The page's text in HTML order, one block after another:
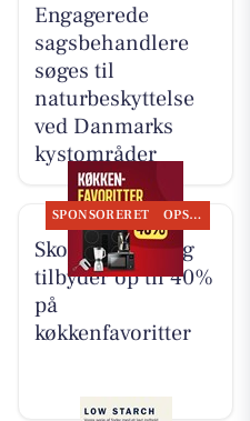
Engagerede
sagsbehandlere
søges til
naturbeskyttelse
ved Danmarks
kystområder
SPONSORERET OPSLAGSTAVLEN
Skousen Lemvig
tilbyder op til 40%
på
køkkenfavoritter